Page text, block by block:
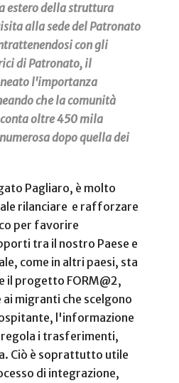
estero della struttura
alla sede del Patronato
con gli
di Patronato, il
l'importanza
che la comunità
oltre 450 mila
dopo quella dei
Pagliaro, è molto
rilanciare e rafforzare
per favorire
tra il nostro Paese e
come in altri paesi, sta
il progetto FORM@2,
migranti che scelgono
l'informazione
i trasferimenti,
Ciò è soprattutto utile
di integrazione,